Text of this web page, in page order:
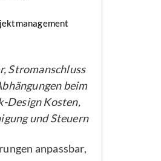
Stromanschluss
beim
Design Kosten,
und Steuern
anpassbar,